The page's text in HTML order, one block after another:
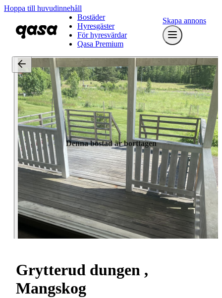
Hoppa till huvudinnehåll
Bostäder
Hyresgäster
För hyresvärdar
Qasa Premium
Skapa annons
Denna bostad är borttagen
Grytterud dungen ,
Mangskog